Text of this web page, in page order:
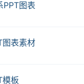
PPT图表
图表素材
模板